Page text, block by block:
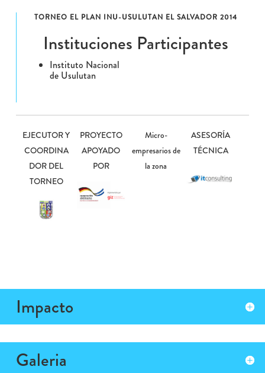
TORNEO EL PLAN INU-USULUTAN EL SALVADOR 2014
Instituciones Participantes
Instituto Nacional
de Usulutan
EJECUTOR Y
COORDINA
DOR DEL
TORNEO
PROYECTO
APOYADO
POR
Micro-
empresarios de
la zona
ASESORÍA
TÉCNICA
Impacto
Galeria